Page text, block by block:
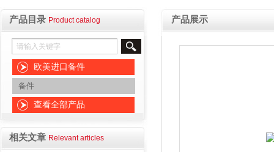
产品目录 Product catalog
欧美进口备件
备件
查看全部产品
相关文章 Relevant articles
产品展示